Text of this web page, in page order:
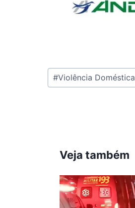
Tags
do
#Violência Doméstica
Veja também